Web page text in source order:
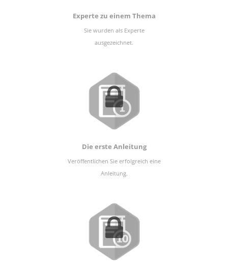
Experte zu einem Thema
Sie wurden als Experte
ausgezeichnet.
Die erste Anleitung
Veröffentlichen Sie erfolgreich eine
Anleitung.